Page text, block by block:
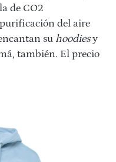
de CO2
del aire
su hoodiesy
también. El precio